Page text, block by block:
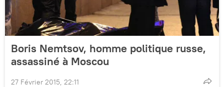
Boris Nemtsov, homme politique russe,
assassiné à Moscou
27 Février 2015, 22:11